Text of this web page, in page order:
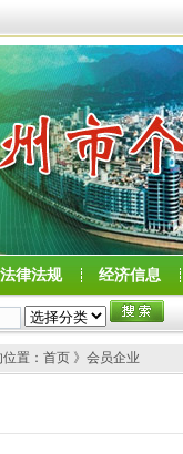
法律法规 经济信息
置：首页 》会员企业